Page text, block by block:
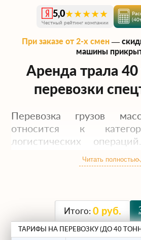
5,0★★★★★
Честный рейтинг компании
При заказе от 2-х смен—
машины
Аренда трала
перевозки
Перевозка грузов
относится к
логистических
полуприцепы не
нагрузкой.
тонн с усиленной
колесной базой
обеспечивает
Читать полностью
Итого:0 руб.
ТАРИФЫ НА ПЕРЕВОЗКУ (ДО 40